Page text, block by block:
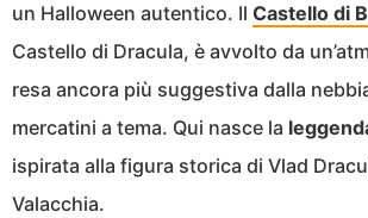
un Halloween autentico. Il Castello di
Castello di Dracula, è avvolto da
resa ancora più suggestiva dalla
mercatini a tema. Qui nasce la
ispirata alla figura storica di Vlad
Valacchia.